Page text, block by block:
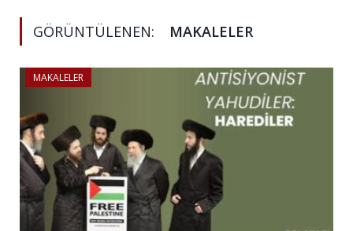
GÖRÜNTÜLENEN: MAKALELER
MAKALELER